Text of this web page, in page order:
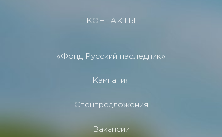
КОНТАКТЫ
«Фонд Русский наследник»
Кампания
Спецпредложения
Вакансии